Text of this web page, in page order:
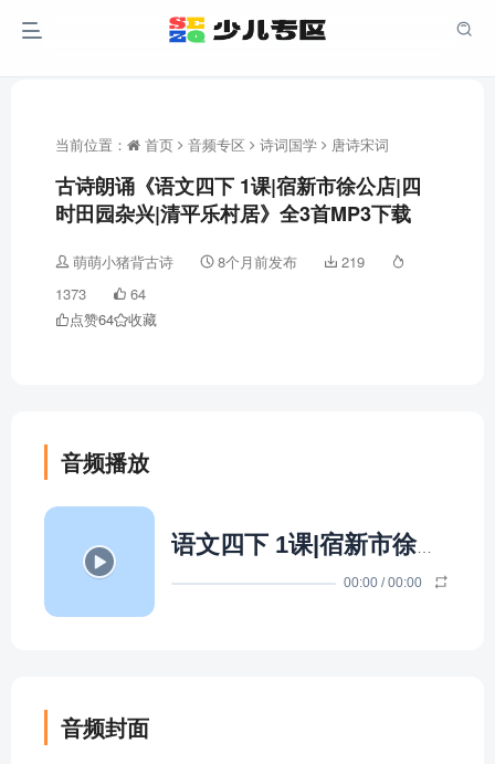
当前位置： 首页 音频专区 诗词国学 唐诗宋词
古诗朗诵《语文四下 1课|宿新市徐公店|四
时田园杂兴|清平乐村居》全3首MP3下载
萌萌小猪背古诗 8个月前发布
219
1373
64
点赞64 收藏
音频播放
语文四下 1课|宿新市徐公店|四时田园杂兴|清平乐村居
00:00 /00:00
音频封面